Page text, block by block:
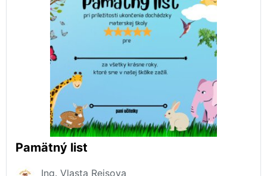
Pamätný list
Ing. Vlasta Reisova